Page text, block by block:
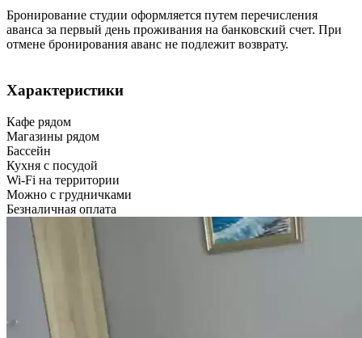
Бронирование студии оформляется путем перечисления
аванса за первый день проживания на банковский счет. При
отмене бронирования аванс не подлежит возврату.
Характеристики
Кафе рядом
Магазины рядом
Бассейн
Кухня с посудой
Wi-Fi на территории
Можно с грудничками
Безналичная оплата